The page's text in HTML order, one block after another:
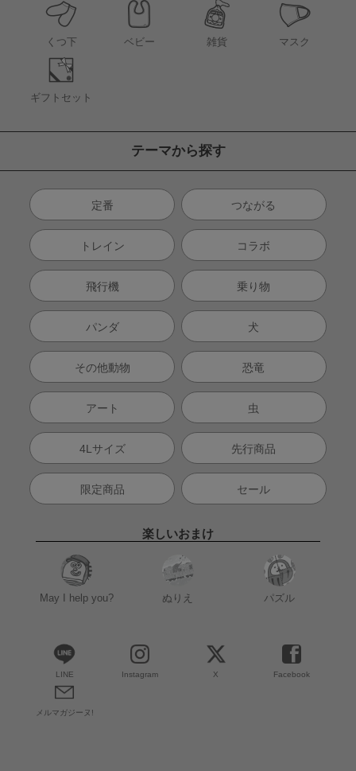
くつ下 ベビー 雑貨 マスク
ギフトセット
テーマから探す
定番 つながる
トレイン コラボ
飛行機 乗り物
パンダ 犬
その他動物 恐竜
アート 虫
4Lサイズ 先行商品
限定商品 セール
楽しいおまけ
May I help you? ぬりえ パズル
LINE Instagram X Facebook
メルマガジーヌ!